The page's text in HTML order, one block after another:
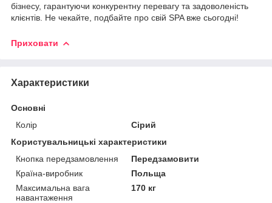
бізнесу, гарантуючи конкурентну перевагу та задоволеність
клієнтів. Не чекайте, подбайте про свій SPA вже сьогодні!
Приховати
Характеристики
Основні
Колір
Сірий
Користувальницькі характеристики
Кнопка передзамовлення
Передзамовити
Країна-виробник
Польща
Максимальна вага
навантаження
170 кг